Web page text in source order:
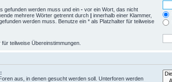
gefunden werden muss und ein - vor ein Wort, das nicht
mehrere Wörter getrennt durch | innerhalb einer Klammer,
werden muss. Benutze ein * als Platzhalter für teilweise
teilweise Übereinstimmungen.
aus, in denen gesucht werden soll. Unterforen werden